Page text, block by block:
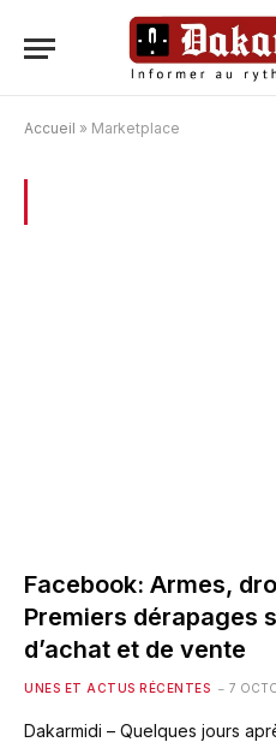
Accueil » Marketplace
Facebook: Armes,
Premiers dérapages
d’achat et de vente
UNES ET ACTUS RÉCENTES 7
Dakarmidi – Quelques jours